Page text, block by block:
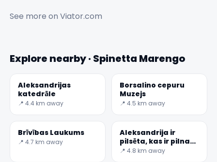
See more on Viator.com
Explore nearby · Spinetta Marengo
Aleksandrijas
katedrāle
📍 4.4 km away
Borsalino cepuru
Muzejs
📍 4.5 km away
Brīvības Laukums
📍 4.7 km away
Aleksandrija ir
pilsēta, kas ir pilna
ar lietām, ko redzēt,
📍 4.8 km away